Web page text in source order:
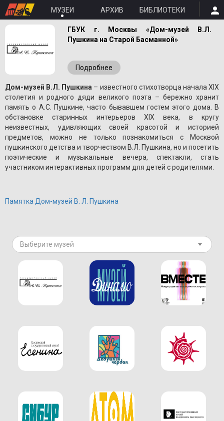
МУЗЕИ АРХИВ БИБЛИОТЕКИ
ГБУК г. Москвы «Дом-музей В.Л.
Пушкина на Старой Басманной»
Подробнее
Дом-музей В.Л. Пушкина – известного стихотворца начала XIX
столетия и родного дяди великого поэта – бережно хранит
память о A.С. Пушкине, часто бывавшем гостем этого дома. В
обстановке старинных интерьеров XIX века, в кругу
неизвестных, удивляющих своей красотой и историей
предметов, можно не только познакомиться с Москвой
пушкинского детства и творчеством В.Л. Пушкина, но и посетить
поэтические и музыкальные вечера, спектакли, стать
участником интерактивных программ для детей с родителями.
Памятка Дом-музей В. Л. Пушкина
Выберите музей